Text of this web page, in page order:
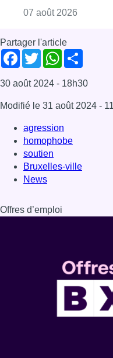
Bruxelles-ville
Offres d’emploi